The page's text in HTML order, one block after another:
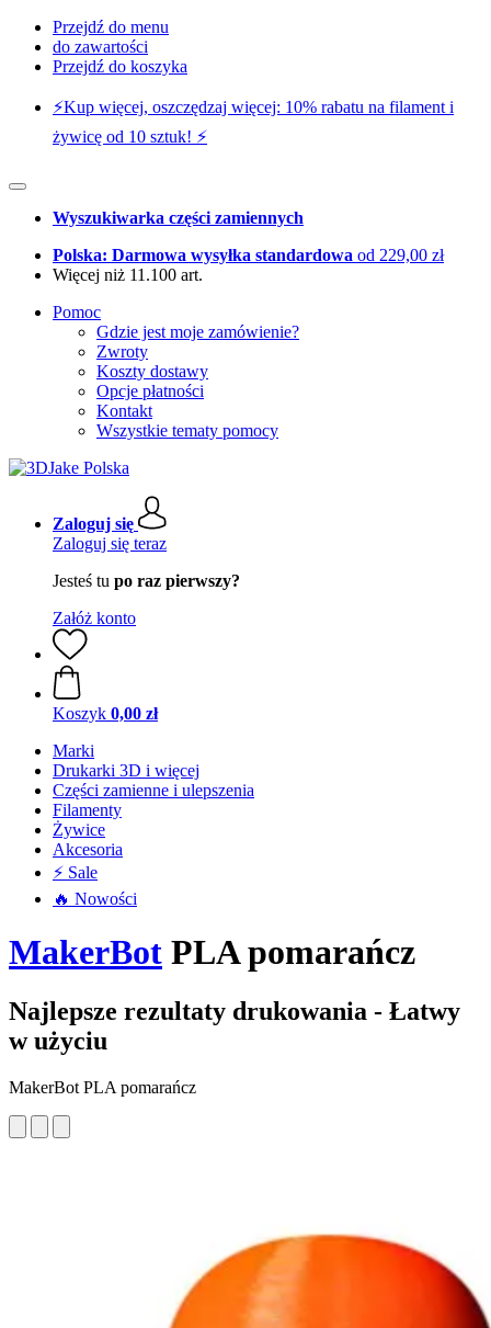
Przejdź do menu
do zawartości
Przejdź do koszyka
⚡️Kup więcej, oszczędzaj więcej: 10% rabatu na filament i
żywicę od 10 sztuk! ⚡️
Wyszukiwarka części zamiennych
Polska: Darmowa wysyłka standardowa od 229,00 zł
Więcej niż 11.100 art.
Pomoc
Gdzie jest moje zamówienie?
Zwroty
Koszty dostawy
Opcje płatności
Kontakt
Wszystkie tematy pomocy
Zaloguj się
Zaloguj się teraz
Jesteś tu po raz pierwszy?
Załóż konto
Koszyk 0,00 zł
Marki
Drukarki 3D i więcej
Części zamienne i ulepszenia
Filamenty
Żywice
Akcesoria
⚡ Sale
🔥 Nowości
MakerBot PLA pomarańcz
Najlepsze rezultaty drukowania - Łatwy
w użyciu
MakerBot PLA pomarańcz